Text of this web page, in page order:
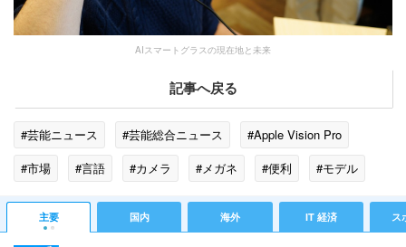
AIスマートグラスの現在地と未来
記事へ戻る
#芸能ニュース #芸能総合ニュース
#Apple Vision Pro
#市場
#言語 #カメラ #メガネ #便利
#モデル
#アプリ
#ファッション #見た目 #翻訳
#アイウェア
#ガジェット
#ディスプレイ #イヤホン
主要 国内 海外 IT 経済 ス